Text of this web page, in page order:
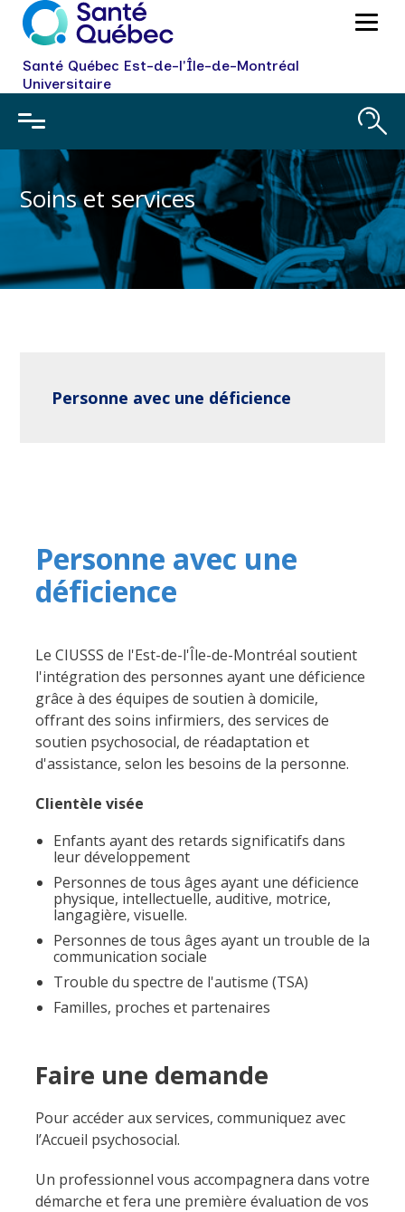
Santé Québec Est-de-l'Île-de-Montréal
Universitaire
Soins et services
Personne avec une déficience
Personne avec une
déficience
Le CIUSSS de l'Est-de-l'Île-de-Montréal soutient
l'intégration des personnes ayant une déficience
grâce à des équipes de soutien à domicile,
offrant des soins infirmiers, des services de
soutien psychosocial, de réadaptation et
d'assistance, selon les besoins de la personne.
Clientèle visée
Enfants ayant des retards significatifs dans
leur développement
Personnes de tous âges ayant une déficience
physique, intellectuelle, auditive, motrice,
langagière, visuelle.
Personnes de tous âges ayant un trouble de la
communication sociale
Trouble du spectre de l'autisme (TSA)
Familles, proches et partenaires
Faire une demande
Pour accéder aux services, communiquez avec
l’Accueil psychosocial.
Un professionnel vous accompagnera dans votre
démarche et fera une première évaluation de vos